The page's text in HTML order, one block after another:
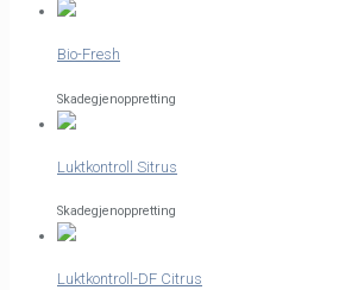
Bio-Fresh
Skadegjenoppretting
Luktkontroll Sitrus
Skadegjenoppretting
Luktkontroll-DF Citrus